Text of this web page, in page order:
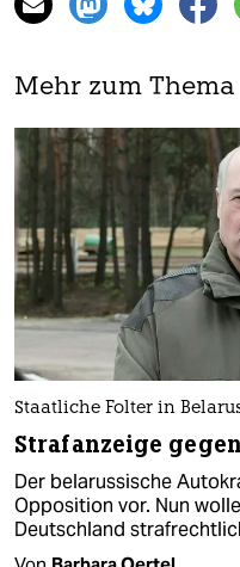
Mehr zum Thema
Staatliche Folter in
Strafanzeige
Der belarussische
Opposition vor. Nun
Deutschland